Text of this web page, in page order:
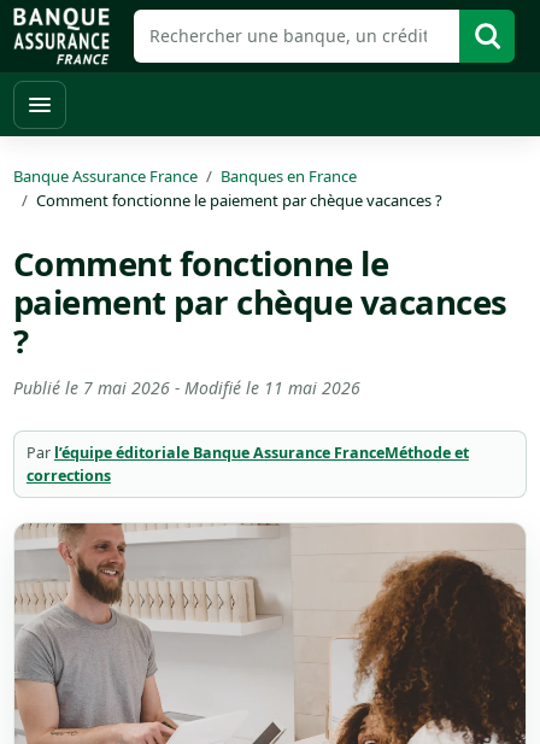
Banque Assurance France
Banques en France
Comment fonctionne le paiement par chèque vacances ?
Comment fonctionne le
paiement par chèque vacances
?
Publié le 7 mai 2026- Modifié le 11 mai 2026
Par l’équipe éditoriale Banque Assurance FranceMéthode et
corrections